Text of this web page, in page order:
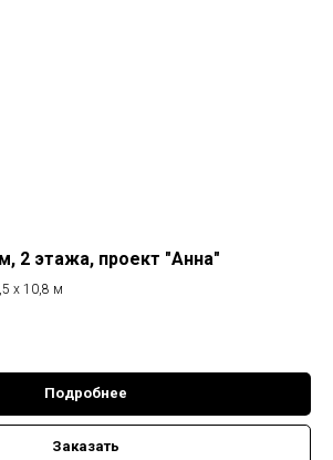
2 этажа, проект "Анна"
х 10,8 м
Подробнее
Заказать